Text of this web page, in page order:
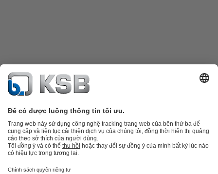
Danh mục sản phẩmPhụ tùng thay thế